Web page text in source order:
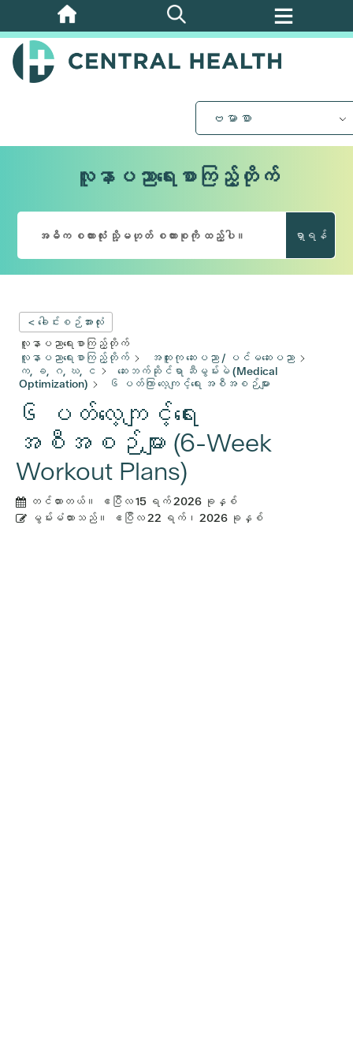
အဓိက
အကြောင်းအရာ
သို့
ဗမာစာ
လူနာပညာရေးစာကြည့်တိုက်
ရှာရန်
< ခေါင်းစဉ်အားလုံး
လူနာပညာရေးစာကြည့်တိုက်
လူနာပညာရေးစာကြည့်တိုက်
အထူးကု ဆေးပညာ / ပင်မဆေးပညာ
က, ခ, ဂ, ဃ, င
ဆေးဘက်ဆိုင်ရာ ဆီမွမ်းမဲ (Medical
Optimization)
၆ ပတ်ကြာ လေ့ကျင့်ရေး အစီအစဉ်များ
၆ ပတ်လေ့ကျင့်ရေး
အစီအစဉ်များ (6-Week
Workout Plans)
တင်ထားတယ်။
ဧပြီလ 15 ရက် 2026 ခုနှစ်
မွမ်းမံထားသည်။
ဧပြီလ 22 ရက်၊ 2026 ခုနှစ်